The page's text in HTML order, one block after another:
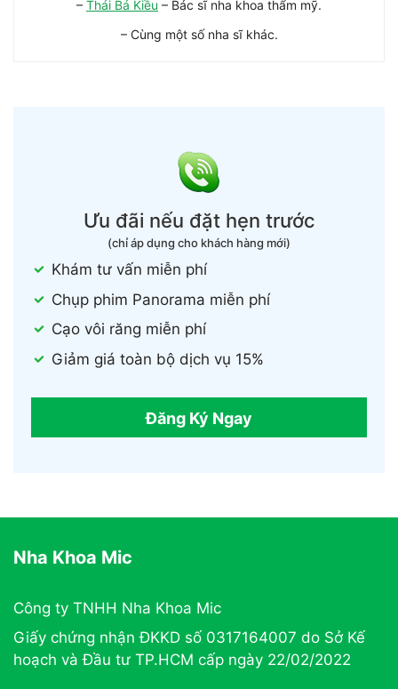
– Thái Bá Kiều – Bác sĩ nha khoa thẩm mỹ.
– Cùng một số nha sĩ khác.
Ưu đãi nếu đặt hẹn trước
(chỉ áp dụng cho khách hàng mới)
Khám tư vấn miễn phí
Chụp phim Panorama miễn phí
Cạo vôi răng miễn phí
Giảm giá toàn bộ dịch vụ 15%
Đăng Ký Ngay
Nha Khoa Mic
Công ty TNHH Nha Khoa Mic
Giấy chứng nhận ĐKKD số 0317164007 do Sở Kế
hoạch và Đầu tư TP.HCM cấp ngày 22/02/2022